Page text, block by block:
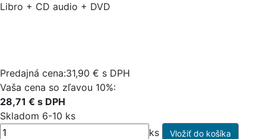
Libro + CD audio + DVD
Predajná cena:31,90 € s DPH
Vaša cena so zľavou 10%:
28,71 € s DPH
Skladom 6-10 ks
ks